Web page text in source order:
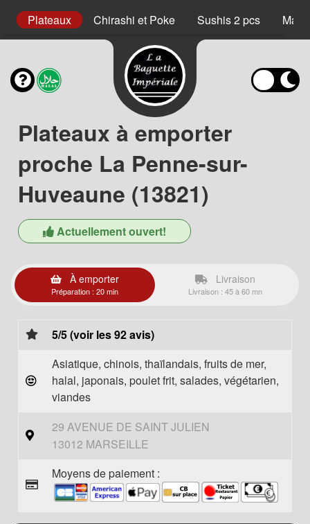
Plateaux Chirashi et Poke Sushis 2 pcs Maki
Plateaux à emporter
proche La Penne-sur-
Huveaune (13821)
Actuellement ouvert!
À emporter
Préparation : 20 min
Livraison
Livraison : 45 à 60 mn
5/5 (voir les 92 avis)
Asiatique, chinois, thaïlandais, fruits de mer,
halal, japonais, poulet frit, salades, végétarien,
viandes
29 AVENUE DE SAINT JULIEN
13012 MARSEILLE
Moyens de paiement :